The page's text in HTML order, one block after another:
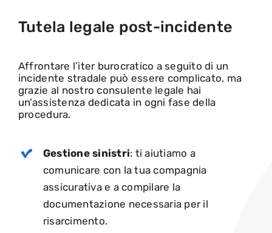
Tutela legale post-incidente
Affrontare l’iter burocratico a seguito di un
incidente stradale può essere complicato, ma
grazie al nostro consulente legale hai
un’assistenza dedicata in ogni fase della
procedura.
Gestione sinistri: ti aiutiamo a
comunicare con la tua compagnia
assicurativa e a compilare la
documentazione necessaria per il
risarcimento.